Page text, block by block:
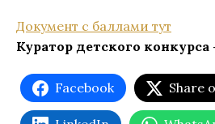
Документ с баллами тут
Куратор детского конкурса
Facebook Share